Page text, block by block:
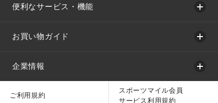
便利なサービス・機能
お買い物ガイド
企業情報
ご利用規約
スポーツマイル会員
サービス利用規約